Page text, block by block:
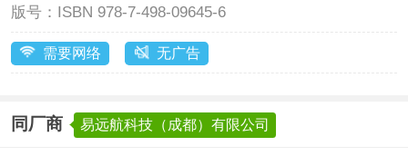
版号： ISBN 978-7-498-09645-6
需要网络 无广告
同厂商 易远航科技（成都）有限公司